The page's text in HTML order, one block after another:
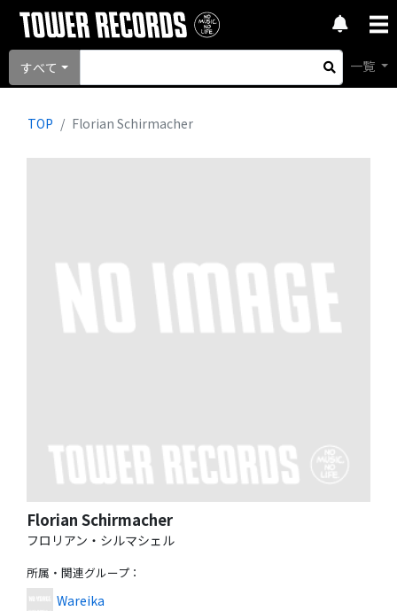
すべて 一覧
TOP Florian Schirmacher
Florian Schirmacher
フロリアン・シルマシェル
所属・関連グループ ：
Wareika